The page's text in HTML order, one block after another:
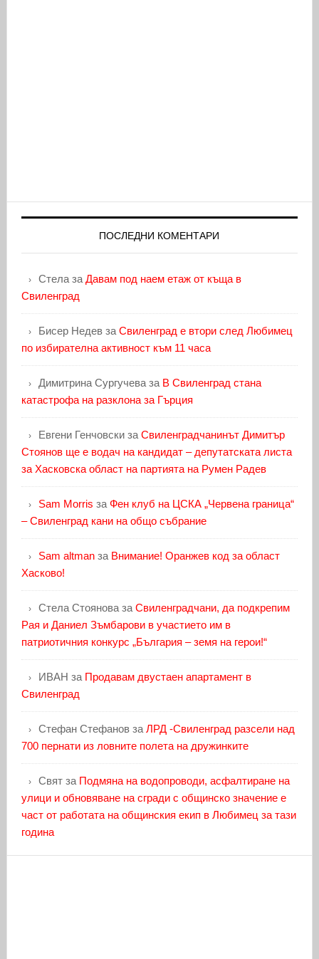
ПОСЛЕДНИ КОМЕНТАРИ
Стелаза Давам под наем етаж от къща в
Свиленград
Бисер Недевза Свиленград е втори след Любимец
по избирателна активност към 11 часа
Димитрина Сургучеваза В Свиленград стана
катастрофа на разклона за Гърция
Евгени Генчовскиза Свиленградчанинът Димитър
Стоянов ще е водач на кандидат – депутатската листа
за Хасковска област на партията на Румен Радев
Sam Morris за Фен клуб на ЦСКА „Червена граница“
– Свиленград кани на общо събрание
Sam altmanза Внимание! Оранжев код за област
Хасково!
Стела Стояноваза Свиленградчани, да подкрепим
Рая и Даниел Зъмбарови в участието им в
патриотичния конкурс „България – земя на герои!“
ИВАН за Продавам двустаен апартамент в
Свиленград
Стефан Стефановза ЛРД -Свиленград разсели над
700 пернати из ловните полета на дружинките
Святза Подмяна на водопроводи, асфалтиране на
улици и обновяване на сгради с общинско значение е
част от работата на общинския екип в Любимец за тази
година